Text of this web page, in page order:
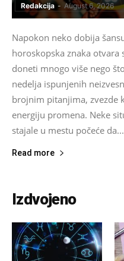
Redakcija - August 6, 2026
Napokon neko dobija
horoskopska znaka otvara
doneti mnogo više nego
nedelja ispunjenih
brojnim pitanjima, zvezde
energiju promena. Neke
stajale u mestu počeće da...
Read more
Izdvojeno